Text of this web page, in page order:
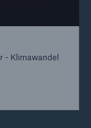
- Klimawandel